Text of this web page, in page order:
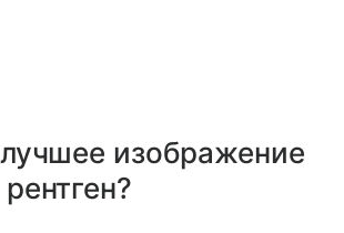
изображение